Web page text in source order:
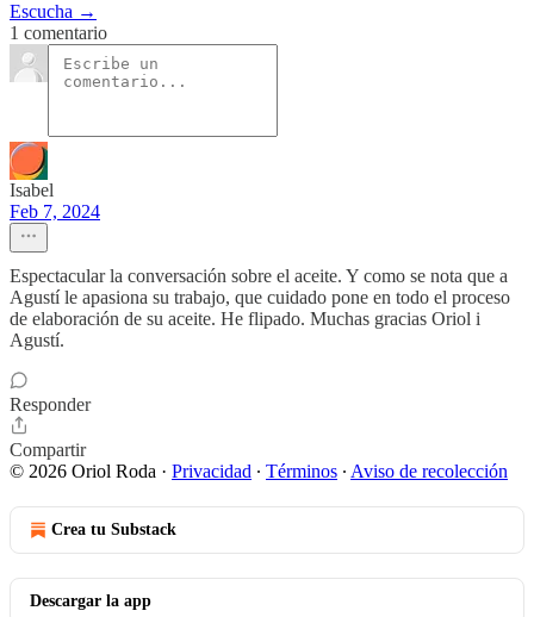
Escucha →
1 comentario
Isabel
Feb 7, 2024
Espectacular la conversación sobre el aceite. Y como se nota que a
Agustí le apasiona su trabajo, que cuidado pone en todo el proceso
de elaboración de su aceite. He flipado. Muchas gracias Oriol i
Agustí.
Responder
Compartir
© 2026 Oriol Roda · Privacidad ∙ Términos ∙ Aviso de recolección
Crea tu Substack
Descargar la app